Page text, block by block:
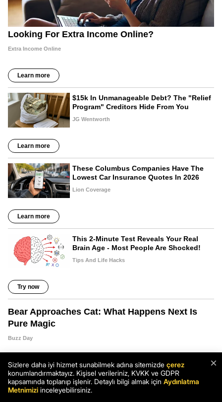
×
Sizlere daha iyi hizmet sunabilmek adına sitemizde çerez
konumlandırmaktayız. Kişisel verileriniz, KVKK ve GDPR
kapsamında toplanıp işlenir. Detaylı bilgi almak için Aydınlatma
Metnimizi inceleyebilirsiniz.